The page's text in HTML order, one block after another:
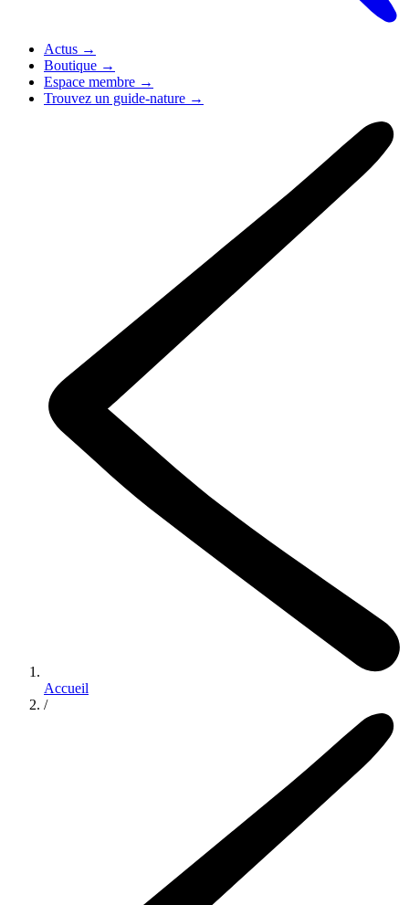
Actus →
Boutique →
Espace membre →
Trouvez un guide-nature →
Accueil
/